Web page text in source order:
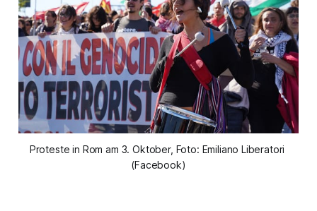
Proteste in Rom am 3. Oktober, Foto: Emiliano Liberatori
(Facebook)